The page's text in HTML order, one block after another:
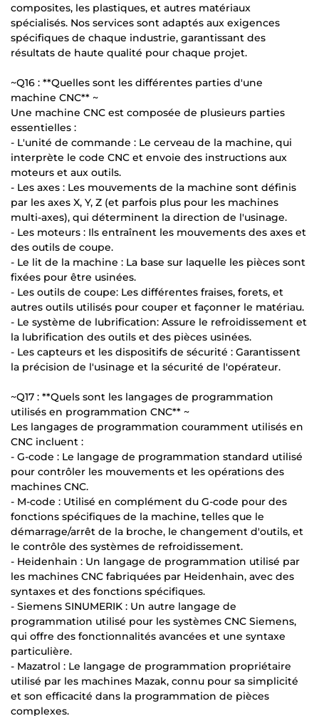
composites, les plastiques, et autres matériaux
spécialisés. Nos services sont adaptés aux exigences
spécifiques de chaque industrie, garantissant des
résultats de haute qualité pour chaque projet.
~Q16 : **Quelles sont les différentes parties d'une
machine CNC** ~
Une machine CNC est composée de plusieurs parties
essentielles :
- L'unité de commande : Le cerveau de la machine, qui
interprète le code CNC et envoie des instructions aux
moteurs et aux outils.
- Les axes : Les mouvements de la machine sont définis
par les axes X, Y, Z (et parfois plus pour les machines
multi-axes), qui déterminent la direction de l'usinage.
- Les moteurs : Ils entraînent les mouvements des axes et
des outils de coupe.
- Le lit de la machine : La base sur laquelle les pièces sont
fixées pour être usinées.
- Les outils de coupe: Les différentes fraises, forets, et
autres outils utilisés pour couper et façonner le matériau.
- Le système de lubrification: Assure le refroidissement et
la lubrification des outils et des pièces usinées.
- Les capteurs et les dispositifs de sécurité : Garantissent
la précision de l'usinage et la sécurité de l'opérateur.
~Q17 : **Quels sont les langages de programmation
utilisés en programmation CNC** ~
Les langages de programmation couramment utilisés en
CNC incluent :
- G-code : Le langage de programmation standard utilisé
pour contrôler les mouvements et les opérations des
machines CNC.
- M-code : Utilisé en complément du G-code pour des
fonctions spécifiques de la machine, telles que le
démarrage/arrêt de la broche, le changement d'outils, et
le contrôle des systèmes de refroidissement.
- Heidenhain : Un langage de programmation utilisé par
les machines CNC fabriquées par Heidenhain, avec des
syntaxes et des fonctions spécifiques.
- Siemens SINUMERIK : Un autre langage de
programmation utilisé pour les systèmes CNC Siemens,
qui offre des fonctionnalités avancées et une syntaxe
particulière.
- Mazatrol : Le langage de programmation propriétaire
utilisé par les machines Mazak, connu pour sa simplicité
et son efficacité dans la programmation de pièces
complexes.